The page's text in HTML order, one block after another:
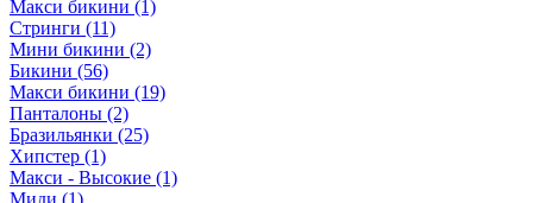
Макси бикини (1)
Стринги (11)
Мини бикини (2)
Бикини (56)
Макси бикини (19)
Панталоны (2)
Бразильянки (25)
Хипстер (1)
Макси - Высокие (1)